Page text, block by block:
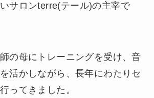
サロンterre(テール)の主宰で
の母にトレーニングを受け、音
活かしながら、長年にわたりセ
ってきました。